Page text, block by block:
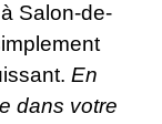
à Salon-de-
En
dans votre